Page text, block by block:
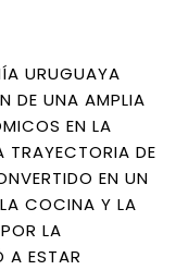
URUGUAYA
DE UNA AMPLIA
EN LA
TRAYECTORIA DE
EN UN
LA COCINA Y LA
LA
A ESTAR